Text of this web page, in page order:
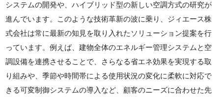
システムの開発や、ハイブリッド型の新しい空調方式の研究が
進んでいます。このような技術革新の波に乗り、ジィエース株
式会社は常に最新の知見を取り入れたソリューション提案を行
っています。例えば、建物全体のエネルギー管理システムと空
調設備を連携させることで、さらなる省エネ効果を実現する取
り組みや、季節や時間帯による使用状況の変化に柔軟に対応で
きる可変制御システムの導入など、顧客のニーズに合わせた先